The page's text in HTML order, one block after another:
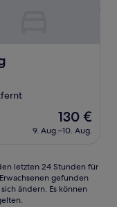
Der
Preis
beträgt
130 €
9. Aug.–10. Aug.
letzten 24 Stunden für
gefunden
ändern. Es können